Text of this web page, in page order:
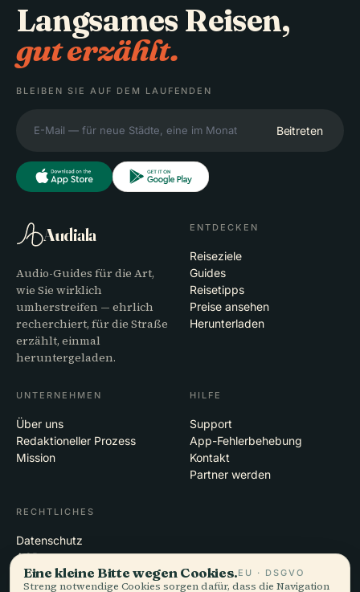
Langsames Reisen,
gut erzählt.
BLEIBEN SIE AUF DEM LAUFENDEN
Beitreten
Audiala
Audio-Guides für die Art,
wie Sie wirklich
umherstreifen — ehrlich
recherchiert, für die Straße
erzählt, einmal
heruntergeladen.
ENTDECKEN
Reiseziele
Guides
Reisetipps
Preise ansehen
Herunterladen
UNTERNEHMEN
Über uns
Redaktioneller Prozess
Mission
HILFE
Support
App-Fehlerbehebung
Kontakt
Partner werden
RECHTLICHES
Datenschutz
AGB
Cookie-Einstellungen
Eine kleine Bitte wegen Cookies.EU · DSGVO
Streng notwendige Cookies sorgen dafür, dass die Navigation